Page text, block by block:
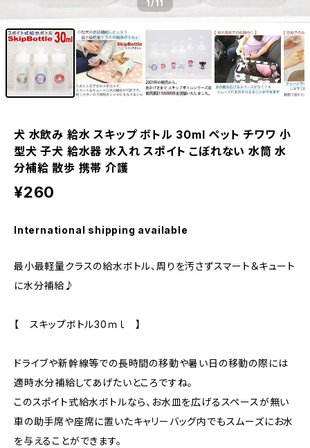
1/11
犬 水飲み 給水 スキップ ボトル 30ml ペット チワワ 小
型犬 子犬 給水器 水入れ スポイト こぼれない 水筒 水
分補給 散歩 携帯 介護
¥260
International shipping available
最小最軽量クラスの給水ボトル、周りを汚さずスマート＆キュート
に水分補給♪
【 スキップボトル30ｍｌ 】
ドライブや新幹線等での長時間の移動や暑い日の移動の際には
適時水分補給してあげたいところですね。
このスポイト式給水ボトルなら、お水皿を広げるスペースが無い
車の助手席や座席に置いたキャリーバッグ内でもスムーズにお水
を与えることができます。